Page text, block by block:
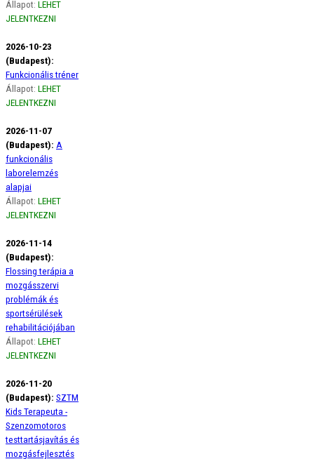
Állapot: LEHET
JELENTKEZNI
2026-10-23
(Budapest):
Funkcionális tréner
Állapot: LEHET
JELENTKEZNI
2026-11-07
(Budapest): A
funkcionális
laborelemzés
alapjai
Állapot: LEHET
JELENTKEZNI
2026-11-14
(Budapest):
Flossing terápia a
mozgásszervi
problémák és
sportsérülések
rehabilitációjában
Állapot: LEHET
JELENTKEZNI
2026-11-20
(Budapest): SZTM
Kids Terapeuta -
Szenzomotoros
testtartásjavítás és
mozgásfejlesztés